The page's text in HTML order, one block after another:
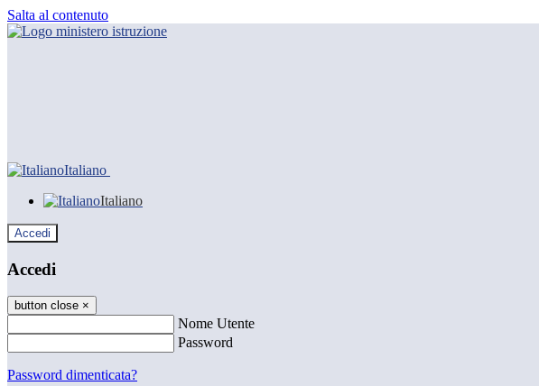
Salta al contenuto
Italiano
Italiano
Accedi
Accedi
button close ×
Nome Utente
Password
Password dimenticata?